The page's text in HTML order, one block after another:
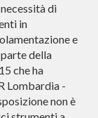
di
in
e
della
che ha
Lombardia -
non è